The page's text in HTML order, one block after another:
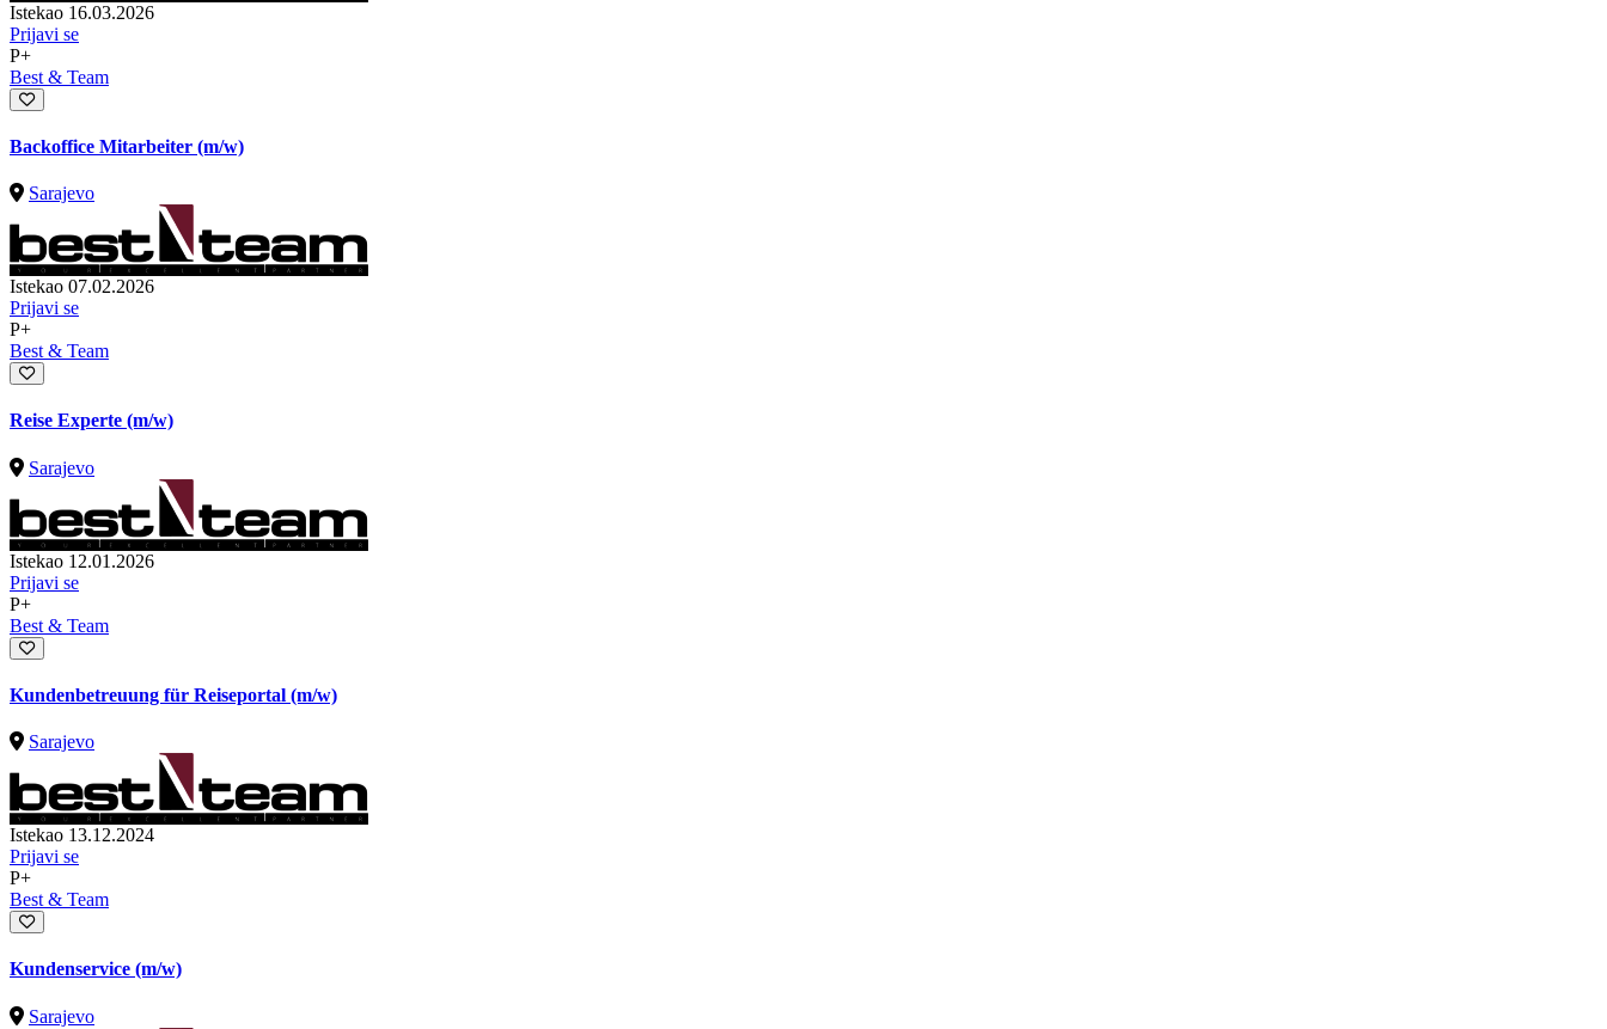
Istekao 16.03.2026
Prijavi se
P+
Best & Team
Backoffice Mitarbeiter (m/w)
Sarajevo
Istekao 07.02.2026
Prijavi se
P+
Best & Team
Reise Experte (m/w)
Sarajevo
Istekao 12.01.2026
Prijavi se
P+
Best & Team
Kundenbetreuung für Reiseportal (m/w)
Sarajevo
Istekao 13.12.2024
Prijavi se
P+
Best & Team
Kundenservice (m/w)
Sarajevo